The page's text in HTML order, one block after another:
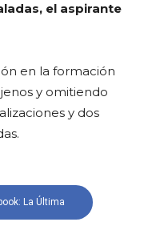
el aspirante
en la formación
y omitiendo
y dos
La Última